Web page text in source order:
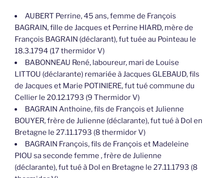
AUBERT Perrine, 45 ans, femme de François
BAGRAIN, fille de Jacques et Perrine HIARD, mère de
François BAGRAIN (déclarant), fut tuée au Pointeau le
18.3.1794 (17 thermidor V)
BABONNEAU René, laboureur, mari de Louise
LITTOU (déclarante) remariée à Jacques GLEBAUD, fils
de Jacques et Marie POTINIERE, fut tué commune du
Cellier le 20.12.1793 (9 Thermidor V)
BAGRAIN Anthoine, fils de François et Julienne
BOUYER, frère de Julienne (déclarante), fut tué à Dol en
Bretagne le 27.11.1793 (8 thermidor V)
BAGRAIN François, fils de François et Madeleine
PIOU sa seconde femme , frère de Julienne
(déclarante), fut tué à Dol en Bretagne le 27.11.1793 (8